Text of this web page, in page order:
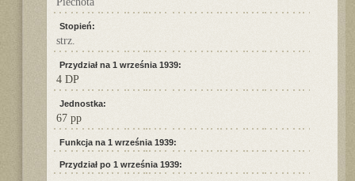
Stopień:
strz.
Przydział na 1 września 1939:
4 DP
Jednostka:
67 pp
Funkcja na 1 września 1939:
Przydział po 1 września 1939: